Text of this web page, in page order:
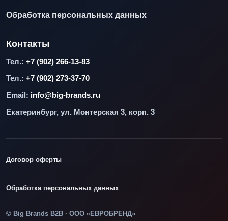
Обработка персональных данных
Контакты
Тел.: +7 (902) 266-13-83
Тел.: +7 (902) 273-37-70
Email: info@big-brands.ru
Екатеринбург, ул. Монтерская 3, корп. 3
Договор оферты
Обработка персональных данных
© Big Brands B2B · ООО «ЕВРОБРЕНД»